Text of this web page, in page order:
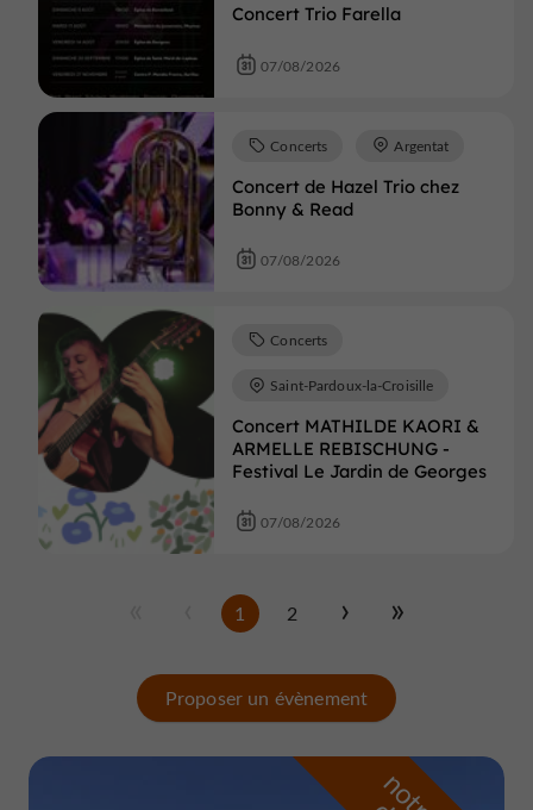
Concert Trio Farella
07/08/2026
Concert de Hazel Trio chez
Bonny & Read
Concerts Argentat
07/08/2026
Concert MATHILDE KAORI &
ARMELLE REBISCHUNG -
Festival Le Jardin de Georges
Concerts
Saint-Pardoux-la-Croisille
07/08/2026
1 2
Proposer un évènement